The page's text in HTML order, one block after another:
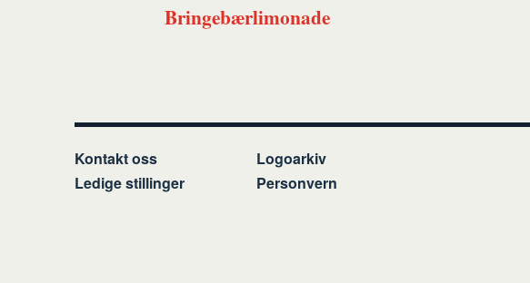
Bringebærlimonade
Kontakt oss
Ledige stillinger
Logoarkiv
Personvern